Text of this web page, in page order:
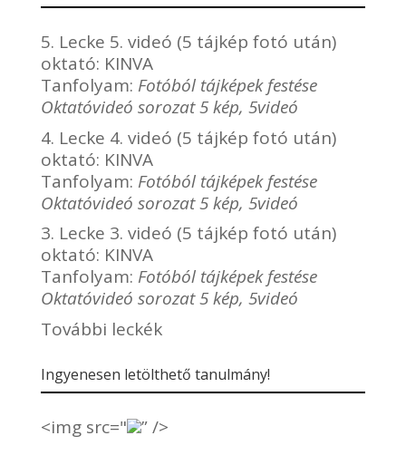
5. Lecke 5. videó (5 tájkép fotó után)
oktató: KINVA
Tanfolyam: Fotóból tájképek festése
Oktatóvideó sorozat 5 kép, 5videó
4. Lecke 4. videó (5 tájkép fotó után)
oktató: KINVA
Tanfolyam: Fotóból tájképek festése
Oktatóvideó sorozat 5 kép, 5videó
3. Lecke 3. videó (5 tájkép fotó után)
oktató: KINVA
Tanfolyam: Fotóból tájképek festése
Oktatóvideó sorozat 5 kép, 5videó
További leckék
Ingyenesen letölthető tanulmány!
<img src=" ” />